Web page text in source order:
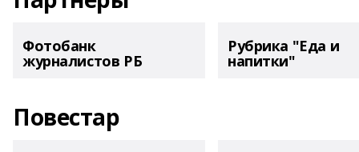
Фотобанк
журналистов РБ
Рубрика "Еда и
напитки"
Повестар